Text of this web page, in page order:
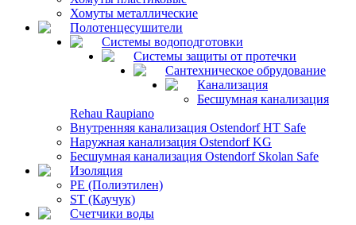
Хомуты металлические
Полотенцесушители
Системы водоподготовки
Системы защиты от протечки
Сантехническое обрудование
Канализация
Бесшумная канализация
Rehau Raupiano
Внутренняя канализация Ostendorf HT Safe
Наружная канализация Ostendorf KG
Бесшумная канализация Ostendorf Skolan Safe
Изоляция
PE (Полиэтилен)
ST (Каучук)
Счетчики воды